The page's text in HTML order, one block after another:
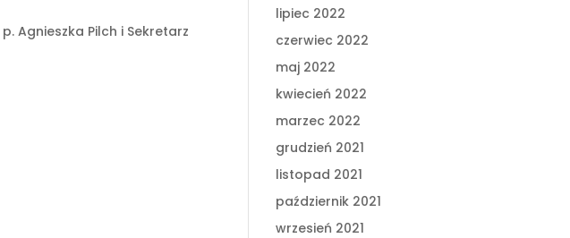
Agnieszka Pilch i Sekretarz
lipiec 2022
czerwiec 2022
maj 2022
kwiecień 2022
marzec 2022
grudzień 2021
listopad 2021
październik 2021
wrzesień 2021